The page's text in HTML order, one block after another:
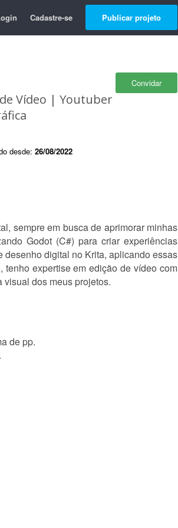
Cadastre-se Publicar projeto
Convidar
Vídeo | Youtuber
desde: 26/08/2022
sempre em busca de aprimorar minhas
Godot (C#) para criar experiências
digital no Krita, aplicando essas
expertise em edição de vídeo com
dos meus projetos.
de pp.